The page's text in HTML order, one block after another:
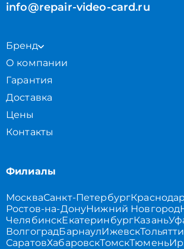
info@repair-video-card.ru
Бренд
О компании
Гарантия
Доставка
Цены
Контакты
Филиалы
МоскваСанкт-Петербург
Ростов-на-ДонуНижний Новгород
ЧелябинскЕкатеринбургКазань
ВолгоградБарнаулИжевскТольятти
СаратовХабаровскТомскТюмень